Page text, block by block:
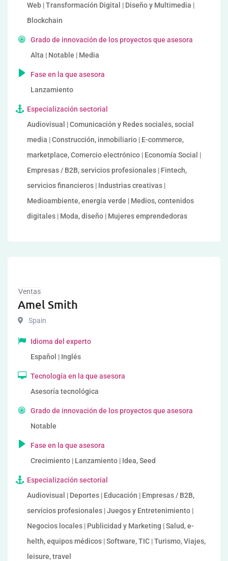
Web | Transformación Digital | Diseño y Multimedia |
Blockchain
Grado de innovación de los proyectos que asesora
Alta | Notable | Media
Fase en la que asesora
Lanzamiento
Especialización sectorial
Audiovisual | Comunicación y Redes sociales, social
media | Construcción, inmobiliario | E-commerce,
marketplace, Comercio electrónico | Economía Social |
Empresas / B2B, servicios profesionales | Fintech,
servicios financieros | Industrias creativas |
Medioambiente, energía verde | Medios, contenidos
digitales | Moda, diseño | Mujeres emprendedoras
Ventas
Amel Smith
Spain
Idioma del experto
Español | Inglés
Tecnología en la que asesora
Asesoría tecnológica
Grado de innovación de los proyectos que asesora
Notable
Fase en la que asesora
Crecimiento | Lanzamiento | Idea, Seed
Especialización sectorial
Audiovisual | Deportes | Educación | Empresas / B2B,
servicios profesionales | Juegos y Entretenimiento |
Negocios locales | Publicidad y Marketing | Salud, e-
helth, equipos médicos | Software, TIC | Turismo, Viajes,
leisure, travel